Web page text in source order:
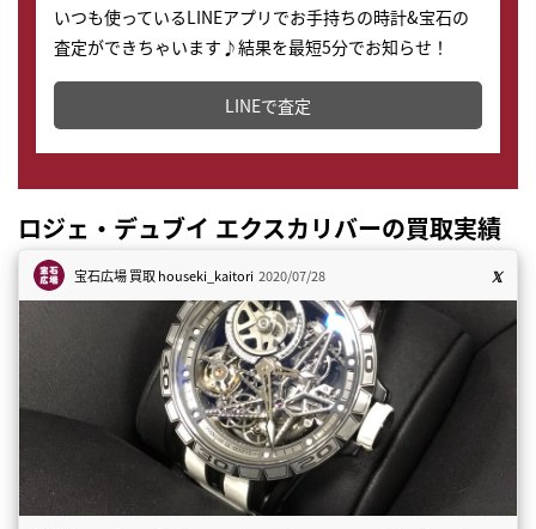
いつも使っているLINEアプリでお手持ちの時計&宝石の
査定ができちゃいます♪結果を最短5分でお知らせ！
どこからでもすぐに査定金額を知ることが出来ます。
LINEで査定
ロジェ・デュブイ エクスカリバーの買取実績
宝石広場 買取houseki_kaitori 2020/07/28